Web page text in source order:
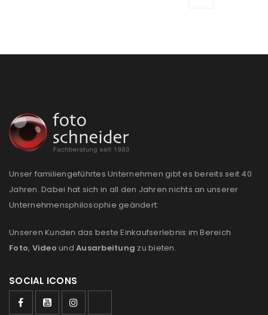
Unser familiengeführtes Unternehmen gibt es bereits seit 40
Jahren. Dabei hat sich in all den Jahren nichts an unserer
Unternehmensphilosophie geändert:
Unseren Kunden das beste Einkaufserlebnis im Bereich
Foto, Video und Ausarbeitung zu bieten.
SOCIAL ICONS